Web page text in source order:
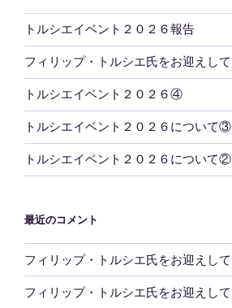
トルシエイベント２０２６報告
フィリップ・トルシエ氏をお迎えして
トルシエイベント２０２６④
トルシエイベント２０２６について③
トルシエイベント２０２６について②
最近のコメント
フィリップ・トルシエ氏をお迎えして
フィリップ・トルシエ氏をお迎えして